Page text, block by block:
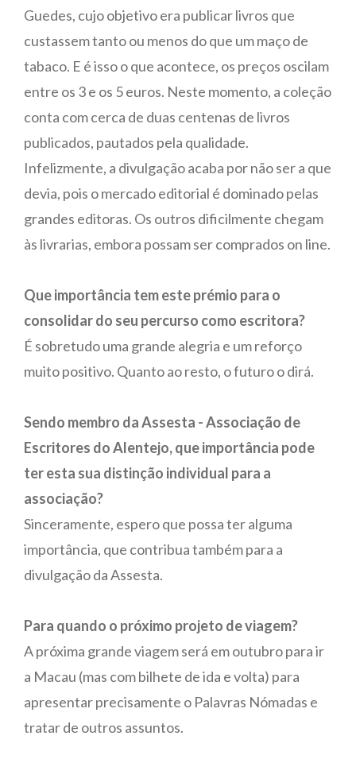
Guedes, cujo objetivo era publicar livros que
custassem tanto ou menos do que um maço de
tabaco. E é isso o que acontece, os preços oscilam
entre os 3 e os 5 euros. Neste momento, a coleção
conta com cerca de duas centenas de livros
publicados, pautados pela qualidade.
Infelizmente, a divulgação acaba por não ser a que
devia, pois o mercado editorial é dominado pelas
grandes editoras. Os outros dificilmente chegam
às livrarias, embora possam ser comprados on line.
Que importância tem este prémio para o
consolidar do seu percurso como escritora?
É sobretudo uma grande alegria e um reforço
muito positivo. Quanto ao resto, o futuro o dirá.
Sendo membro da Assesta - Associação de
Escritores do Alentejo, que importância pode
ter esta sua distinção individual para a
associação?
Sinceramente, espero que possa ter alguma
importância, que contribua também para a
divulgação da Assesta.
Para quando o próximo projeto de viagem?
A próxima grande viagem será em outubro para ir
a Macau (mas com bilhete de ida e volta) para
apresentar precisamente o Palavras Nómadas e
tratar de outros assuntos.